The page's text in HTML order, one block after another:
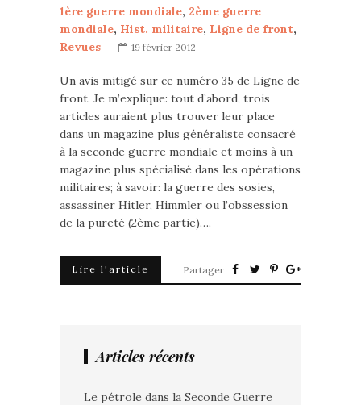
1ère guerre mondiale, 2ème guerre
mondiale, Hist. militaire, Ligne de front,
Revues
19 février 2012
Un avis mitigé sur ce numéro 35 de Ligne de
front. Je m’explique: tout d’abord, trois
articles auraient plus trouver leur place
dans un magazine plus généraliste consacré
à la seconde guerre mondiale et moins à un
magazine plus spécialisé dans les opérations
militaires; à savoir: la guerre des sosies,
assassiner Hitler, Himmler ou l’obssession
de la pureté (2ème partie)….
Lire l'article Partager
Articles récents
Le pétrole dans la Seconde Guerre